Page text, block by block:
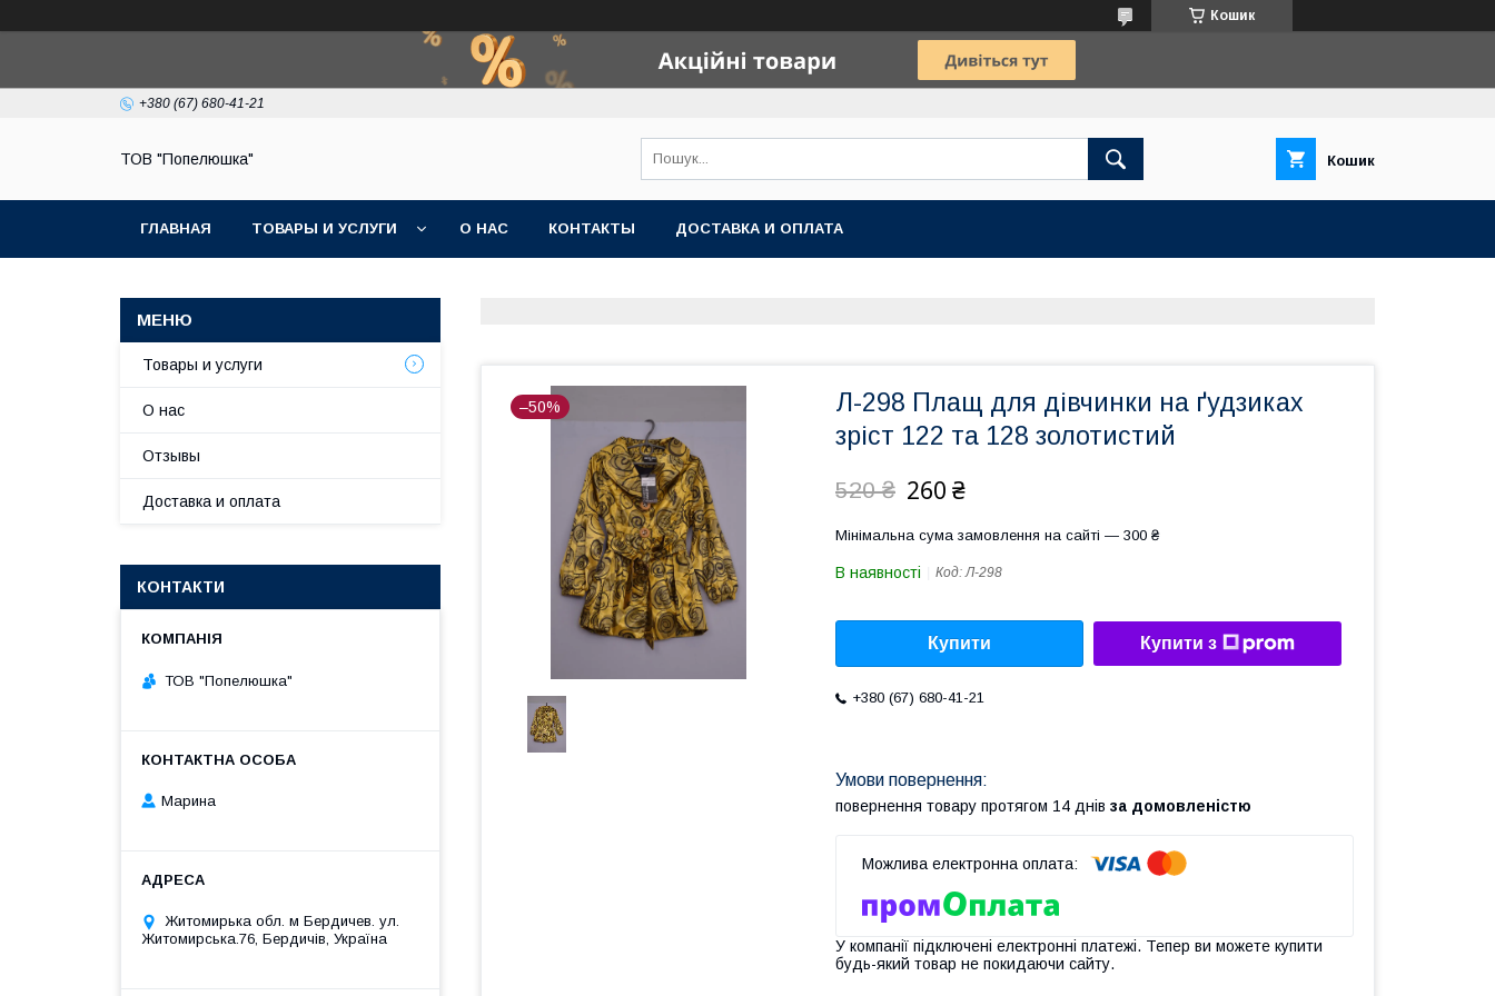
Кошик
+380 (67) 680-41-21
ТОВ "Попелюшка" Кошик
ГЛАВНАЯ ТОВАРЫ И УСЛУГИ О НАС КОНТАКТЫ ДОСТАВКА И ОПЛАТА
–50%
Л-298 Плащ для дівчинки на ґудзиках
зріст 122 та 128 золотистий
520 ₴ 260 ₴
Мінімальна сума замовлення на сайті — 300 ₴
В наявності Код:Л-298
Купити Купити з
+380 (67) 680-41-21
повернення товару протягом 14 днів за домовленістю
У компанії підключені електронні платежі. Тепер ви можете купити
будь-який товар не покидаючи сайту.
Товары и услуги
О нас
Отзывы
Доставка и оплата
КОНТАКТИ
ТОВ "Попелюшка"
Марина
Житомирька обл. м Бердичев. ул.
Житомирська.76, Бердичів, Україна